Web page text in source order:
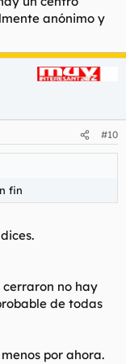
anónimo y
#10
fin
cerraron no hay
de todas
por ahora.